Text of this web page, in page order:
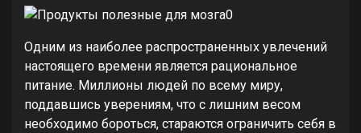
Одним из наиболее распространенных увлечений
настоящего времени является рациональное
питание. Миллионы людей по всему миру,
поддавшись уверениям, что с лишним весом
необходимо бороться, стараются ограничить себя в